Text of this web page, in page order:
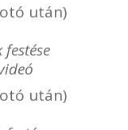
után)
után)